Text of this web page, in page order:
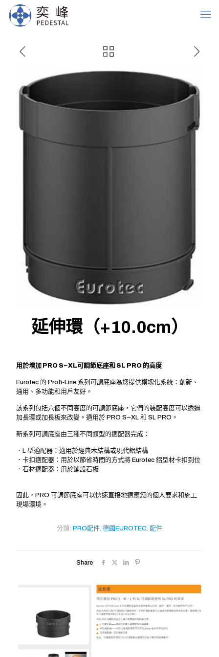
延伸環（+10.0cm）
用於增加 PRO S~XL可調節底座和 SL PRO 的高度
Eurotec 的 Profi-Line 系列可調底座為您提供模塊化系統：創新、
通用、多功能和用戶友好。
該系列包括六個不同高度的可調節底座，它們的裝配高度可以透過
加長環或加長板來改變。適用於 PRO S~XL 和 SL PRO。
新系列可調底座由三種不同類型的適配器完成：
．L 型適配器：適用於經典木結構或現代鋁結構
．卡扣適配器：用於以節省時間的方式將 Eurotec 鋁型材卡扣到位
．石材適配器：用於鋪設石板
因此，PRO 可調節底座可以快速直接地適應您的個人要求和施工
現場環境。
分類: PRO配件, 德國EUROTEC, 配件
Share